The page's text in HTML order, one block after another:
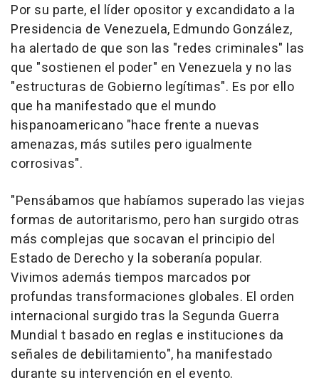
Por su parte, el líder opositor y excandidato a la
Presidencia de Venezuela, Edmundo González,
ha alertado de que son las "redes criminales" las
que "sostienen el poder" en Venezuela y no las
"estructuras de Gobierno legítimas". Es por ello
que ha manifestado que el mundo
hispanoamericano "hace frente a nuevas
amenazas, más sutiles pero igualmente
corrosivas".
"Pensábamos que habíamos superado las viejas
formas de autoritarismo, pero han surgido otras
más complejas que socavan el principio del
Estado de Derecho y la soberanía popular.
Vivimos además tiempos marcados por
profundas transformaciones globales. El orden
internacional surgido tras la Segunda Guerra
Mundial t basado en reglas e instituciones da
señales de debilitamiento", ha manifestado
durante su intervención en el evento.